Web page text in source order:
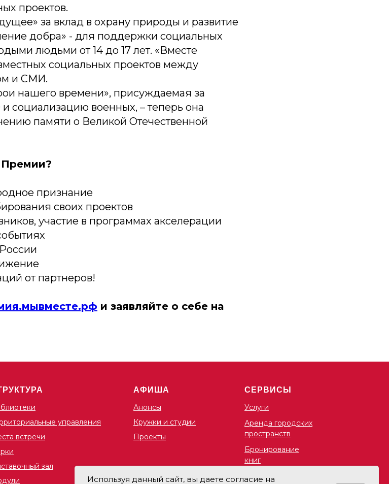
Используя данный сайт, вы даете согласие на
проектов.
за вклад в охрану природы и развитие
добра» - для поддержки социальных
людьми от 14 до 17 лет. «Вместе
социальных проектов между
и СМИ.
нашего времени», присуждаемая за
социализацию военных, – теперь она
памяти о Великой Отечественной
Премии?
признание
своих проектов
участие в программах акселерации
от партнеров!
и заявляйте о себе на
АФИША
Анонсы
Кружки и студии
Проекты
управления
встречи
зал
СЕРВИСЫ
Услуги
Аренда городских
пространств
Бронирование
книг